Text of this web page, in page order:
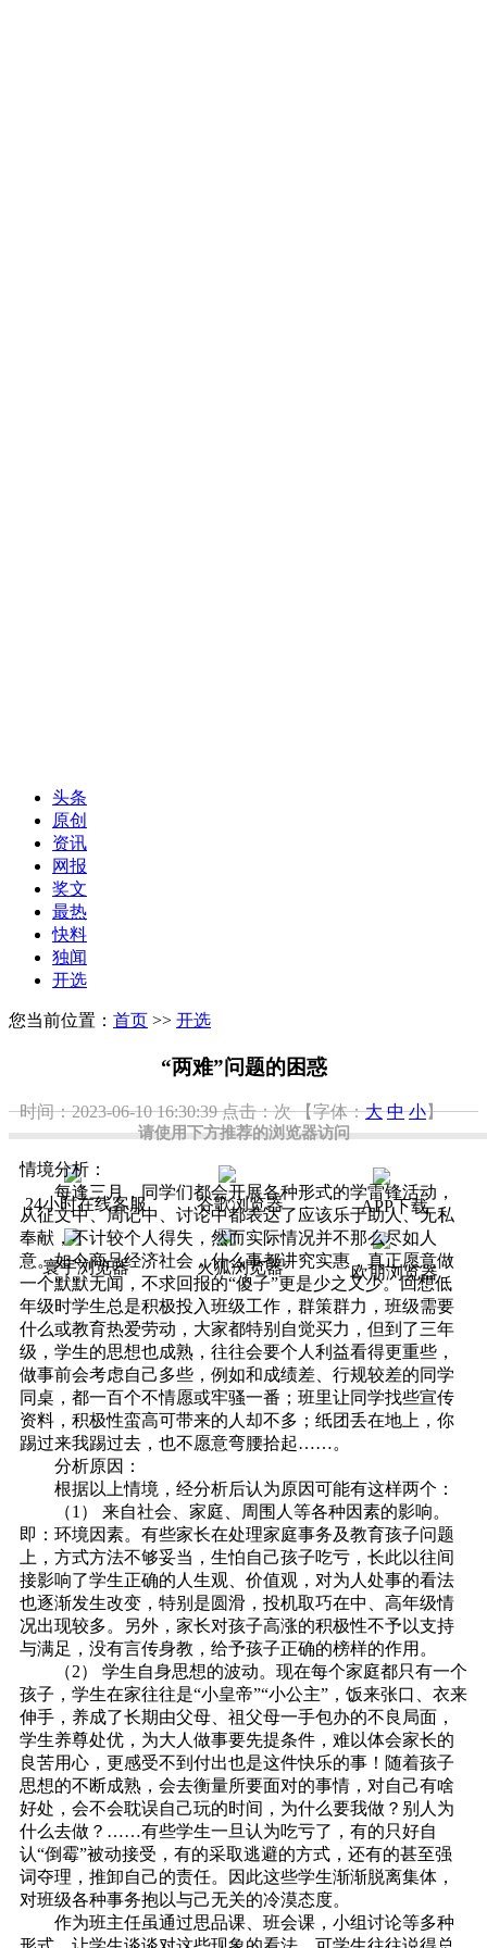
请使用下方推荐的浏览器访问
24小时在线客服 谷歌浏览器 APP下载
寰宇浏览器 火狐浏览器 欧朋浏览器
头条
原创
资讯
网报
奖文
最热
快料
独闻
开选
您当前位置： 首页 >> 开选
“两难”问题的困惑
时间：2023-06-10 16:30:39点击：次 【字体：大 中 小】
情境分析：
每逢三月，同学们都会开展各种形式的学雷锋活动，
从征文中、周记中、讨论中都表达了应该乐于助人、无私
奉献，不计较个人得失，然而实际情况并不那么尽如人
意。如今商品经济社会，什么事都讲究实惠，真正愿意做
一个默默无闻，不求回报的“傻子”更是少之又少。回想低
年级时学生总是积极投入班级工作，群策群力，班级需要
什么或教育热爱劳动，大家都特别自觉买力，但到了三年
级，学生的思想也成熟，往往会要个人利益看得更重些，
做事前会考虑自己多些，例如和成绩差、行规较差的同学
同桌，都一百个不情愿或牢骚一番；班里让同学找些宣传
资料，积极性蛮高可带来的人却不多；纸团丢在地上，你
踢过来我踢过去，也不愿意弯腰拾起……。
分析原因：
根据以上情境，经分析后认为原因可能有这样两个：
（1） 来自社会、家庭、周围人等各种因素的影响。
即：环境因素。有些家长在处理家庭事务及教育孩子问题
上，方式方法不够妥当，生怕自己孩子吃亏，长此以往间
接影响了学生正确的人生观、价值观，对为人处事的看法
也逐渐发生改变，特别是圆滑，投机取巧在中、高年级情
况出现较多。另外，家长对孩子高涨的积极性不予以支持
与满足，没有言传身教，给予孩子正确的榜样的作用。
（2） 学生自身思想的波动。现在每个家庭都只有一个
孩子，学生在家往往是“小皇帝”“小公主”，饭来张口、衣来
伸手，养成了长期由父母、祖父母一手包办的不良局面，
学生养尊处优，为大人做事要先提条件，难以体会家长的
良苦用心，更感受不到付出也是这件快乐的事！随着孩子
思想的不断成熟，会去衡量所要面对的事情，对自己有啥
好处，会不会耽误自己玩的时间，为什么要我做？别人为
什么去做？……有些学生一旦认为吃亏了，有的只好自
认“倒霉”被动接受，有的采取逃避的方式，还有的甚至强
词夺理，推卸自己的责任。因此这些学生渐渐脱离集体，
对班级各种事务抱以与己无关的冷漠态度。
作为班主任虽通过思品课、班会课，小组讨论等多种